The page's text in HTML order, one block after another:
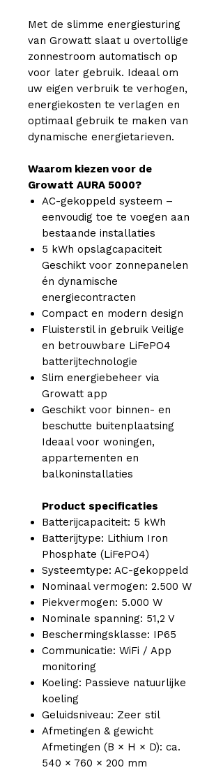
Met de slimme energiesturing
van Growatt slaat u overtollige
zonnestroom automatisch op
voor later gebruik. Ideaal om
uw eigen verbruik te verhogen,
energiekosten te verlagen en
optimaal gebruik te maken van
dynamische energietarieven.
Waarom kiezen voor de
Growatt AURA 5000?
AC-gekoppeld systeem –
eenvoudig toe te voegen aan
bestaande installaties
5 kWh opslagcapaciteit
Geschikt voor zonnepanelen
én dynamische
energiecontracten
Compact en modern design
Fluisterstil in gebruik Veilige
en betrouwbare LiFePO4
batterijtechnologie
Slim energiebeheer via
Growatt app
Geschikt voor binnen- en
beschutte buitenplaatsing
Ideaal voor woningen,
appartementen en
balkoninstallaties
Product specificaties
Batterijcapaciteit: 5 kWh
Batterijtype: Lithium Iron
Phosphate (LiFePO4)
Systeemtype: AC-gekoppeld
Nominaal vermogen: 2.500 W
Piekvermogen: 5.000 W
Nominale spanning: 51,2 V
Beschermingsklasse: IP65
Communicatie: WiFi / App
monitoring
Koeling: Passieve natuurlijke
koeling
Geluidsniveau: Zeer stil
Afmetingen & gewicht
Afmetingen (B × H × D): ca.
540 × 760 × 200 mm